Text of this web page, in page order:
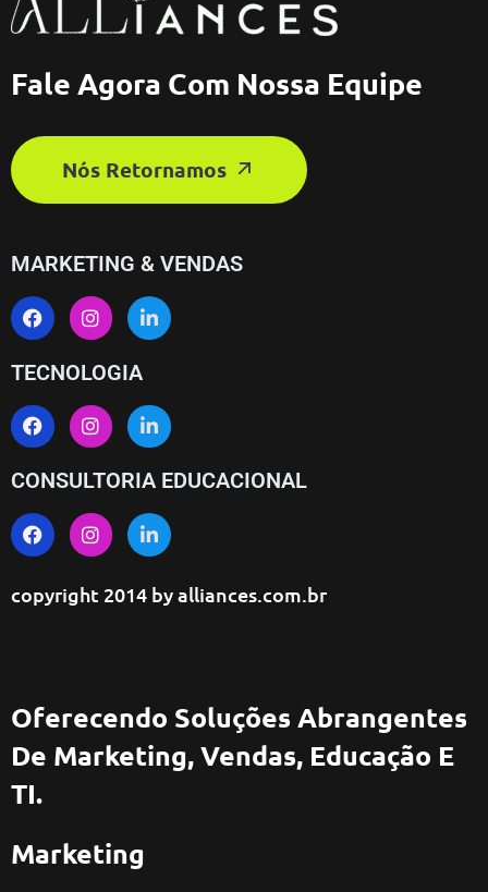
Fale Agora Com Nossa Equipe
Nós Retornamos
MARKETING & VENDAS
TECNOLOGIA
CONSULTORIA EDUCACIONAL
copyright 2014 byalliances.com.br
Oferecendo Soluções Abrangentes
De Marketing, Vendas, Educação E
TI.
Marketing